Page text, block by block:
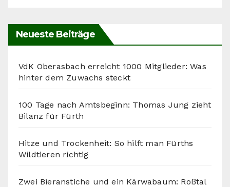
Neueste Beiträge
VdK Oberasbach erreicht 1000 Mitglieder: Was
hinter dem Zuwachs steckt
100 Tage nach Amtsbeginn: Thomas Jung zieht
Bilanz für Fürth
Hitze und Trockenheit: So hilft man Fürths
Wildtieren richtig
Zwei Bieranstiche und ein Kärwabaum: Roßtal